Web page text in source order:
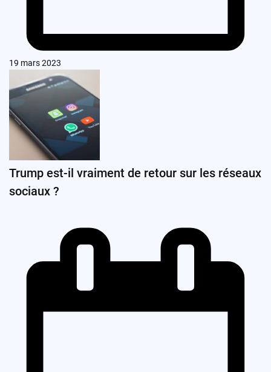
19 mars 2023
Trump est-il vraiment de retour sur les réseaux
sociaux ?